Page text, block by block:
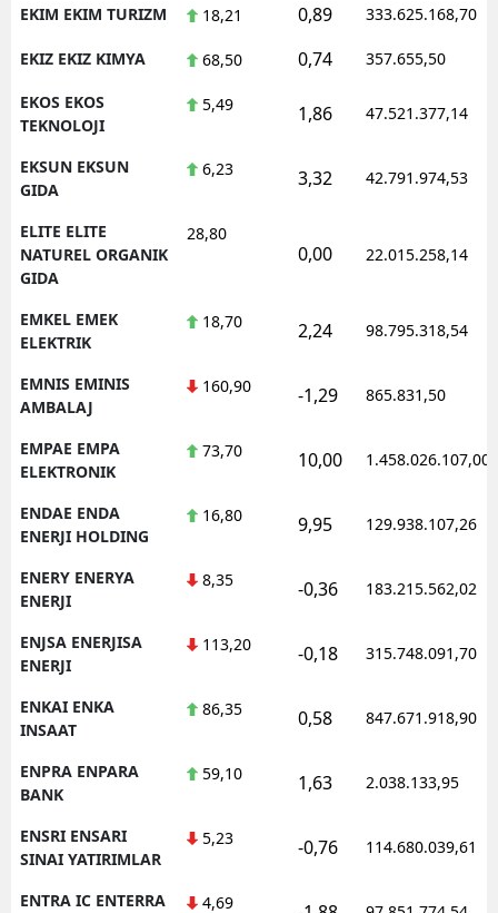
EKIM EKIM TURIZM 18,21 0,89 333.625.168,70
EKIZ EKIZ KIMYA 68,50 0,74 357.655,50
EKOS EKOS
TEKNOLOJI
5,49 1,86 47.521.377,14
EKSUN EKSUN
GIDA
6,23 3,32 42.791.974,53
ELITE ELITE
NATUREL ORGANIK
GIDA
28,80
0,00 22.015.258,14
EMKEL EMEK
ELEKTRIK
18,70 2,24 98.795.318,54
EMNIS EMINIS
AMBALAJ
160,90 -1,29 865.831,50
EMPAE EMPA
ELEKTRONIK
73,70 10,00 1.458.026.107,00
ENDAE ENDA
ENERJI HOLDING
16,80 9,95 129.938.107,26
ENERY ENERYA
ENERJI
8,35 -0,36 183.215.562,02
ENJSA ENERJISA
ENERJI
113,20 -0,18 315.748.091,70
ENKAI ENKA
INSAAT
86,35 0,58 847.671.918,90
ENPRA ENPARA
BANK
59,10 1,63 2.038.133,95
ENSRI ENSARI
SINAI YATIRIMLAR
5,23 -0,76 114.680.039,61
ENTRA IC ENTERRA
4,69